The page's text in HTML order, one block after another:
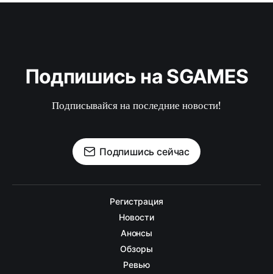
Подпишись на SGAMES
Подписывайся на последние новости!
Подпишись сейчас
Регистрация
Новости
Анонсы
Обзоры
Ревью